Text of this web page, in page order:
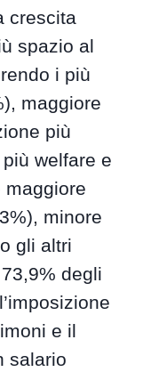
crescita
spazio al
i più
maggiore
più
welfare e
maggiore
minore
gli altri
degli
e il
salario